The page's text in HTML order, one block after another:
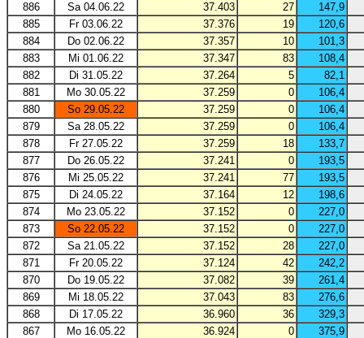
886
Sa 04.06.22 37.403 27
147,9
885
Fr 03.06.22 37.376 19
120,6
884
Do 02.06.22 37.357 10
101,3
883
Mi 01.06.22 37.347 83
108,4
882
Di 31.05.22 37.264 5
82,1
881
Mo 30.05.22 37.259 0
106,4
880
So 29.05.22 37.259 0
106,4
879
Sa 28.05.22 37.259 0
106,4
878
Fr 27.05.22 37.259 18
133,7
877
Do 26.05.22 37.241 0
193,5
876
Mi 25.05.22 37.241 77
193,5
875
Di 24.05.22 37.164 12
198,6
874
Mo 23.05.22 37.152 0
227,0
873
So 22.05.22 37.152 0
227,0
872
Sa 21.05.22 37.152 28
227,0
871
Fr 20.05.22 37.124 42
242,2
870
Do 19.05.22 37.082 39
261,4
869
Mi 18.05.22 37.043 83
276,6
868
Di 17.05.22 36.960 36
329,3
867
Mo 16.05.22 36.924 0
375,9